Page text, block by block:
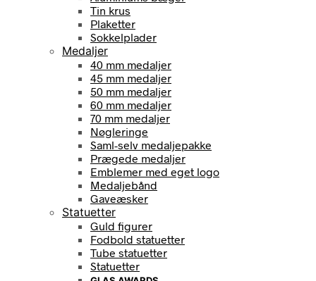
Tin krus
Plaketter
Sokkelplader
Medaljer
40 mm medaljer
45 mm medaljer
50 mm medaljer
60 mm medaljer
70 mm medaljer
Nøgleringe
Saml-selv medaljepakke
Prægede medaljer
Emblemer med eget logo
Medaljebånd
Gaveæsker
Statuetter
Guld figurer
Fodbold statuetter
Tube statuetter
Statuetter